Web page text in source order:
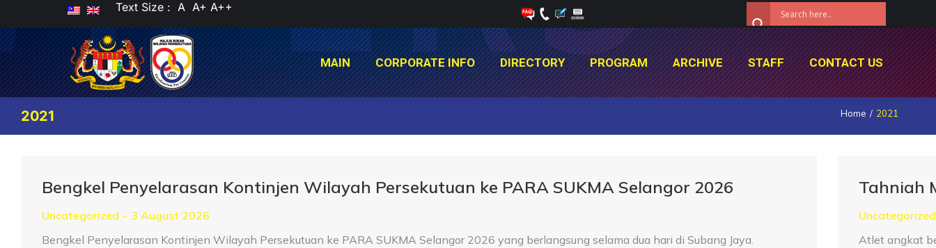
Text Size : A A+ A++
MAIN CORPORATE INFO DIRECTORY PROGRAM ARCHIVE STAFF CONTACT US
2021 Home 2021
Bengkel Penyelarasan Kontinjen Wilayah Persekutuan ke PARA SUKMA Selangor 2026
Uncategorized
3 August 2026
Bengkel Penyelarasan Kontinjen Wilayah Persekutuan ke PARA SUKMA Selangor 2026 yang berlangsung selama dua hari di Subang Jaya.
Tahniah
Uncategorized
Atlet angkat
MAIN CORPORATE INFO DIRECTORY PROGRAM ARCHIVE STAFF CONTACT US